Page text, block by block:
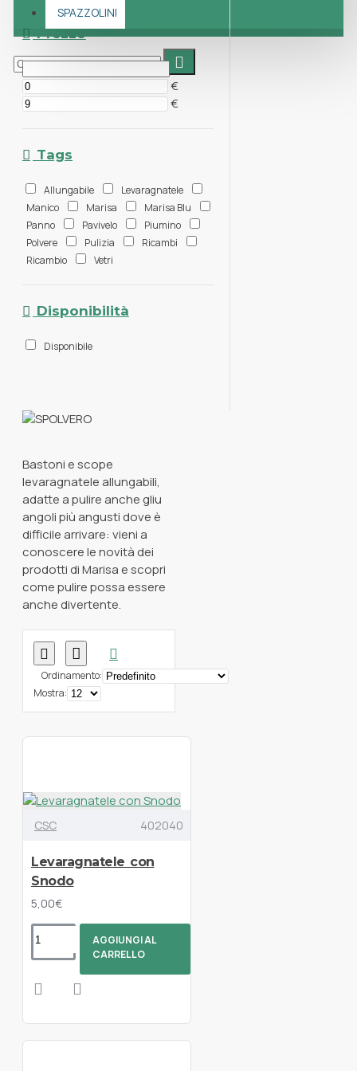
SPAZZOLINI
Prezzo
€
€
Tags
Allungabile
Levaragnatele
Manico
Marisa
Marisa Blu
Panno
Pavivelo
Piumino
Polvere
Pulizia
Ricambi
Ricambio
Vetri
Disponibilità
Disponibile
Bastoni e scope
levaragnatele allungabili,
adatte a pulire anche gliu
angoli più angusti dove è
difficile arrivare: vieni a
conoscere le novità dei
prodotti di Marisa e scopri
come pulire possa essere
anche divertente.
Ordinamento:
Mostra:
CSC 402040
Levaragnatele con
Snodo
5,00€
AGGIUNGI AL
CARRELLO